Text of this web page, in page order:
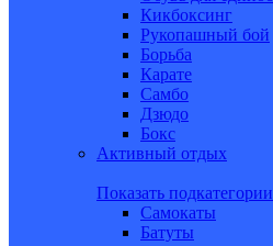
Кикбоксинг
Рукопашный бой
Борьба
Карате
Самбо
Дзюдо
Бокс
Активный отдых
Показать подкатегории
Самокаты
Батуты